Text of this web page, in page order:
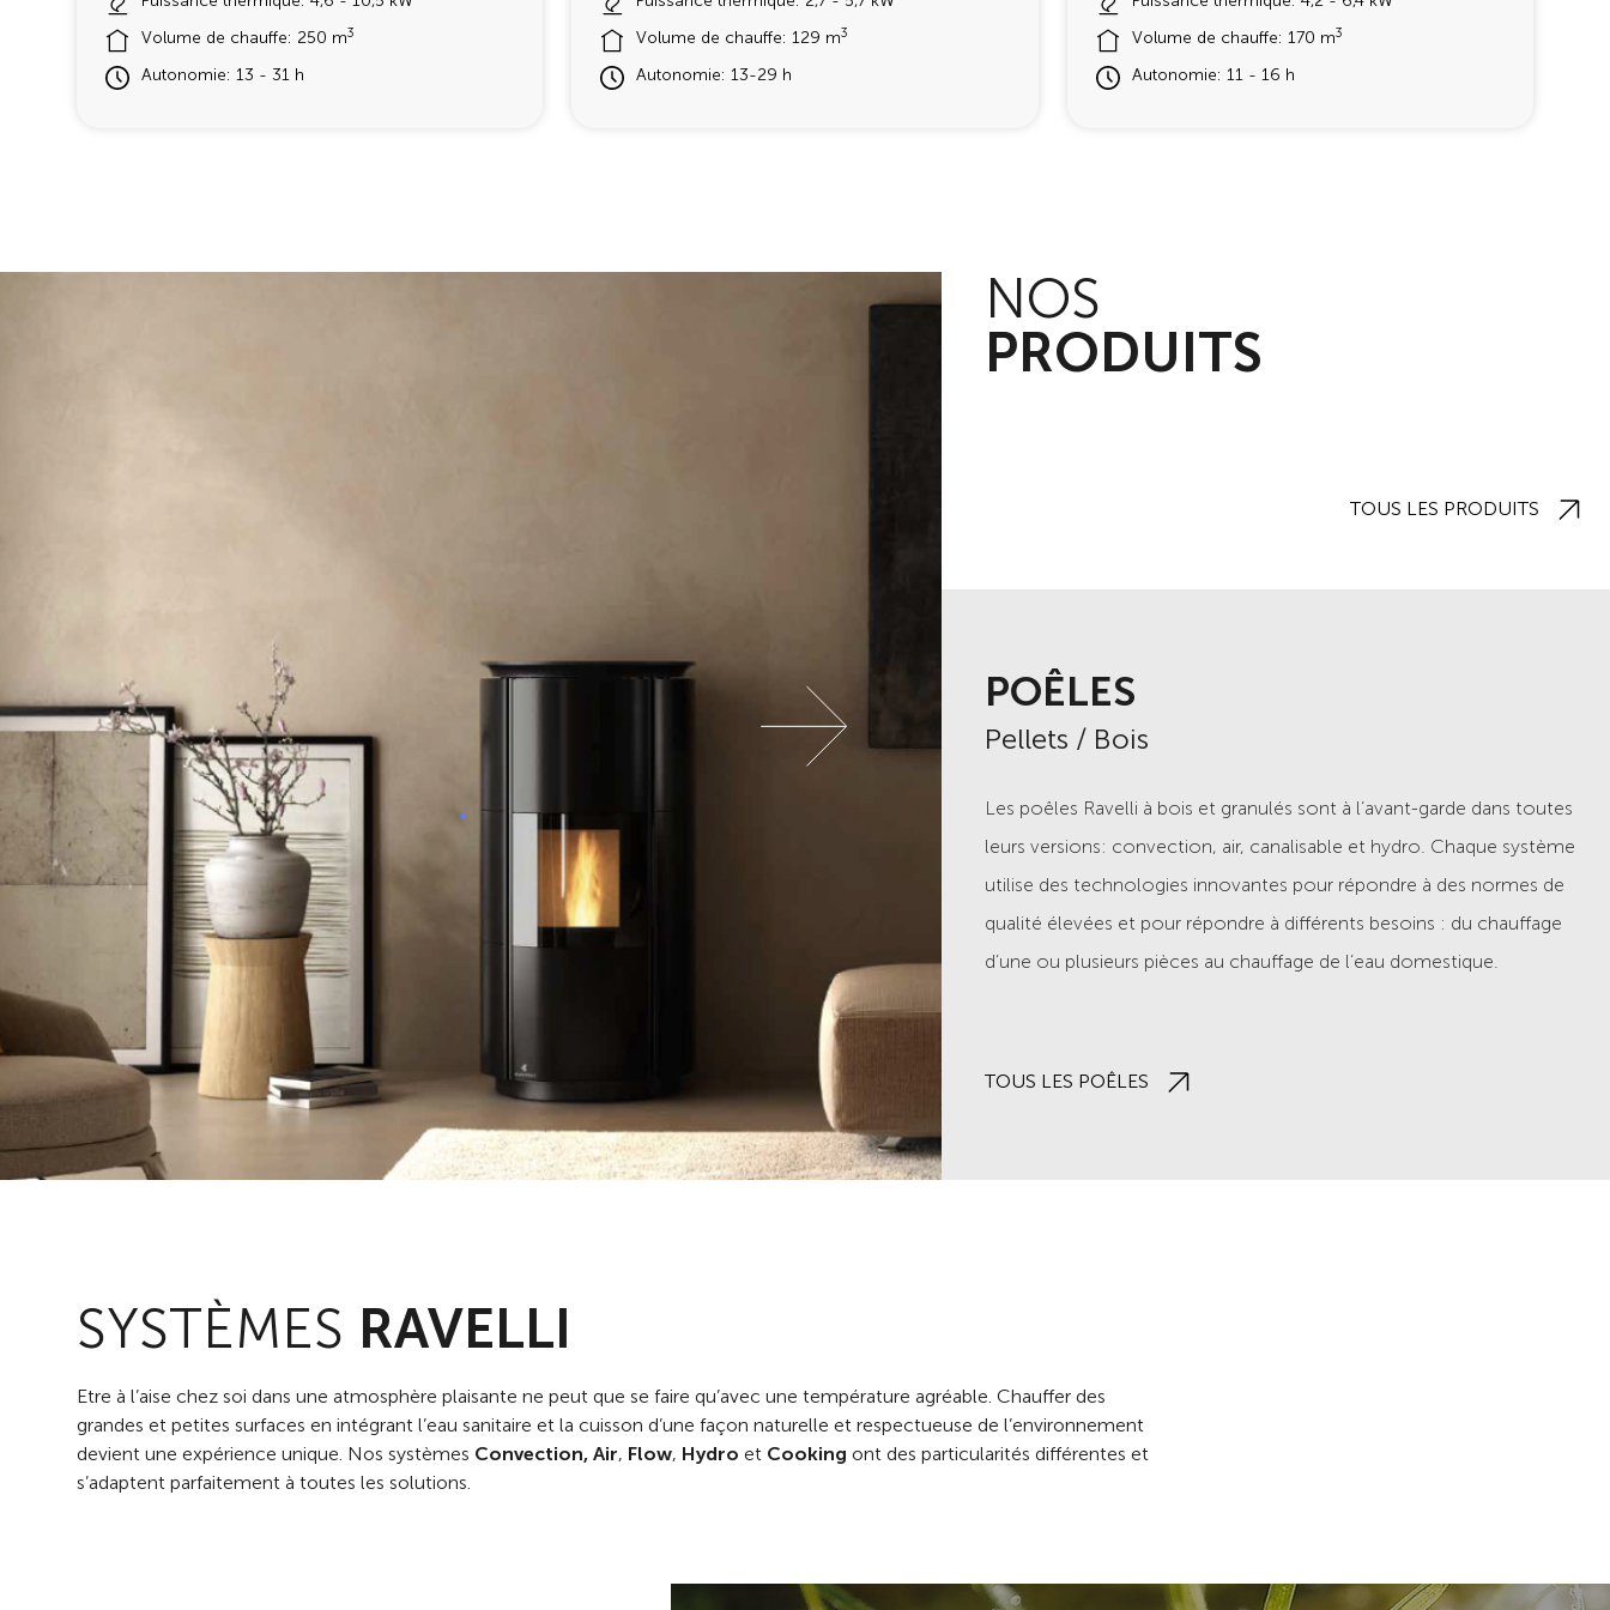
Volume de chauffe: 250 m3
Autonomie: 13 - 31 h
Volume de chauffe: 129 m3
Autonomie: 13-29 h
Volume de chauffe: 170 m3
Autonomie: 11 - 16 h
NOS
PRODUITS
TOUS LES PRODUITS
POÊLES
Pellets / Bois
Les poêles Ravelli à bois et granulés sont à l’avant-garde dans toutes
leurs versions: convection, air, canalisable et hydro. Chaque système
utilise des technologies innovantes pour répondre à des normes de
qualité élevées et pour répondre à différents besoins : du chauffage
d’une ou plusieurs pièces au chauffage de l’eau domestique.
TOUS LES POÊLES
NOS
PRODUITS
TOUS LES PRODUITS
INSERTS
Pellets / Bois
différentes tailles et puissances pour répondre à tous les besoins :
convection naturelle, air, conduit et hydro, chacune de nos
cheminées utilise des technologies innovantes qui répondent à des
normes de qualité élevées : du chauffage d’une seule pièce ou de
plusieurs pièces, au chauffage de toute la maison et de l’eau sanitaire.
SYSTÈMES RAVELLI
Etre à l’aise chez soi dans une atmosphère plaisante ne peut que se faire qu’avec une température agréable. Chauffer des
grandes et petites surfaces en intégrant l’eau sanitaire et la cuisson d’une façon naturelle et respectueuse de l’environnement
devient une expérience unique. Nos systèmes Convection, Air, Flow, Hydro et Cooking ont des particularités différentes et
s’adaptent parfaitement à toutes les solutions.